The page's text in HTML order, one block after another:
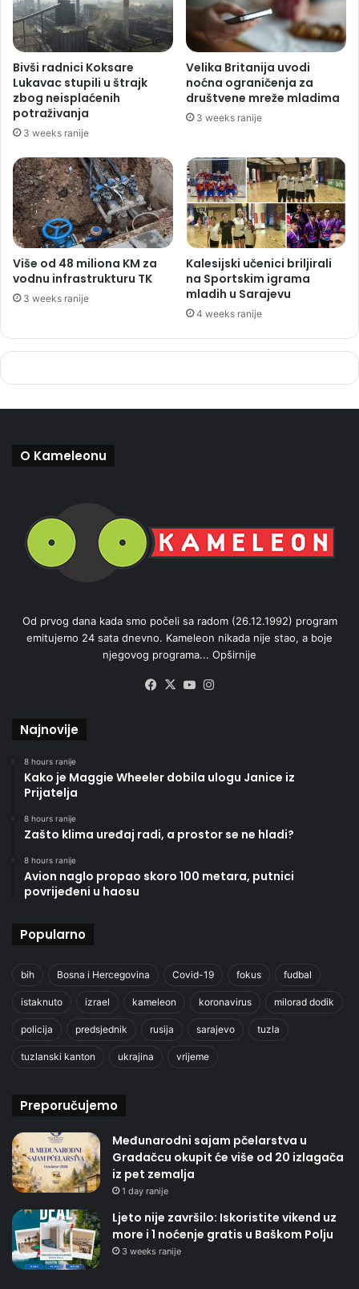
Bivši radnici Koksare
Lukavac stupili u štrajk
zbog neisplaćenih
potraživanja
3 weeks ranije
Velika Britanija uvodi
noćna ograničenja za
društvene mreže mladima
3 weeks ranije
Više od 48 miliona KM za
vodnu infrastrukturu TK
3 weeks ranije
Kalesijski učenici briljirali
na Sportskim igrama
mladih u Sarajevu
4 weeks ranije
O Kameleonu
Od prvog dana kada smo počeli sa radom (26.12.1992) program
emitujemo 24 sata dnevno. Kameleon nikada nije stao, a boje
njegovog programa... Opširnije
Facebook
X YouTube
Najnovije
8 hours ranije
Kako je Maggie Wheeler dobila ulogu Janice iz
Prijatelja
8 hours ranije
Zašto klima uređaj radi, a prostor se ne hladi?
8 hours ranije
Avion naglo propao skoro 100 metara, putnici
povrijeđeni u haosu
Popularno
bih Bosna i Hercegovina Covid-19 fokus fudbal
istaknuto izrael kameleon koronavirus milorad dodik
policija predsjednik rusija sarajevo tuzla
tuzlanski kanton ukrajina vrijeme
Preporučujemo
Međunarodni sajam pčelarstva u
Gradačcu okupit će više od 20 izlagača
iz pet zemalja
1 day ranije
Ljeto nije završilo: Iskoristite vikend uz
more i 1 noćenje gratis u Baškom Polju
3 weeks ranije